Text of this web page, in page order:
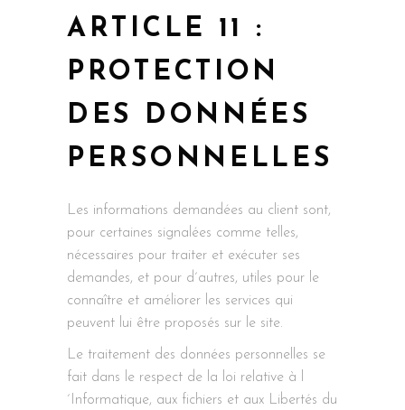
ARTICLE 11 :
PROTECTION
DES DONNÉES
PERSONNELLES
Les informations demandées au client sont,
pour certaines signalées comme telles,
nécessaires pour traiter et exécuter ses
demandes, et pour d´autres, utiles pour le
connaître et améliorer les services qui
peuvent lui être proposés sur le site.
Le traitement des données personnelles se
fait dans le respect de la loi relative à l
´Informatique, aux fichiers et aux Libertés du